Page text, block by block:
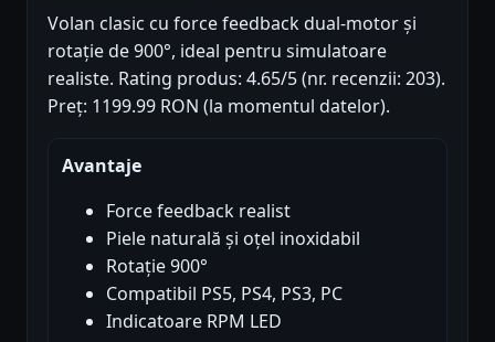
Volan clasic cu force feedback dual-motor și
rotație de 900°, ideal pentru simulatoare
realiste. Rating produs: 4.65/5 (nr. recenzii: 203).
Preț: 1199.99 RON (la momentul datelor).
Avantaje
Force feedback realist
Piele naturală și oțel inoxidabil
Rotație 900°
Compatibil PS5, PS4, PS3, PC
Indicatoare RPM LED